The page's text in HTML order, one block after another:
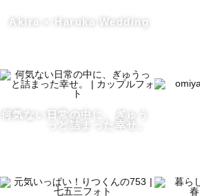
て時間が経ってもその写真を見返した
日々、多くの幸せで溢れている瞬間や
真を通して皆さまにお届けできるよう
お手伝いさせていただけたら嬉しいで
Akira × Haruka Wedding
何気ない日常の中に、ぎゅう
っと詰まった幸せ。